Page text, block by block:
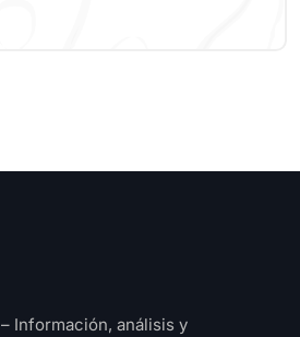
– Información, análisis y